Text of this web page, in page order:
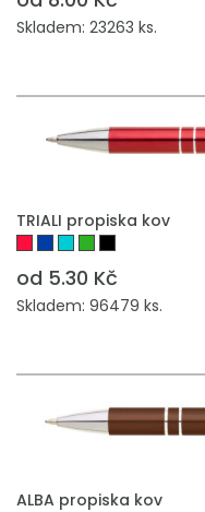
Skladem: 23263 ks.
PŘIDAT DO POPTÁVKY
TRIALI propiska kov
od 5.30 Kč
Skladem: 96479 ks.
PŘIDAT DO POPTÁVKY
ALBA propiska kov